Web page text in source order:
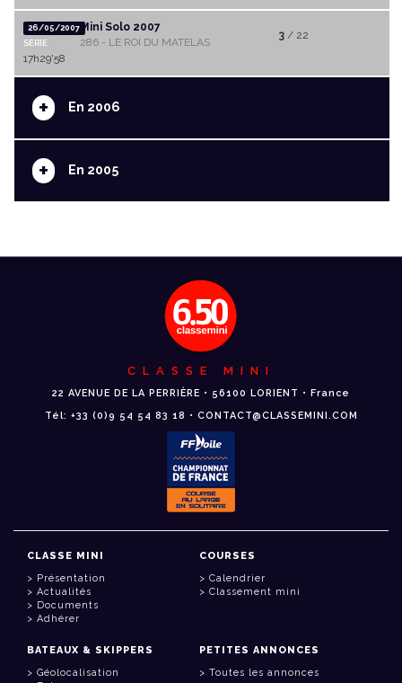
26/05/2007
SERIE
Mini Solo 2007
286 - LE ROI DU MATELAS
3/ 22
17h29'58
+ En 2006
+ En 2005
CLASSE MINI
22 AVENUE DE LA PERRIÈRE • 56100 LORIENT • France
Tél: +33 (0)9 54 54 83 18 • CONTACT@CLASSEMINI.COM
CLASSE MINI
Présentation
Actualités
Documents
Adhérer
COURSES
Calendrier
Classement mini
BATEAUX & SKIPPERS
Géolocalisation
PETITES ANNONCES
Toutes les annonces